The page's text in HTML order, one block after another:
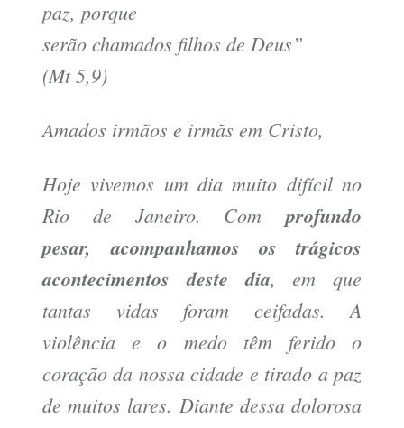
paz, porque
serão chamados filhos de Deus”
(Mt 5,9)
Amados irmãos e irmãs em Cristo,
Hoje vivemos um dia muito difícil no
Rio de Janeiro. Comprofundo
pesar,acompanhamos os trágicos
acontecimentos deste dia, em que
tantas vidas foram ceifadas. A
violência e o medo têm ferido o
coração da nossa cidade e tirado a paz
de muitos lares. Diante dessa dolorosa